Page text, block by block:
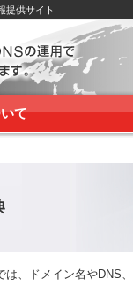
提供サイト
て
は、ドメイン名やDNS